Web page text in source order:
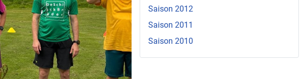
Saison 2012
Saison 2011
Saison 2010